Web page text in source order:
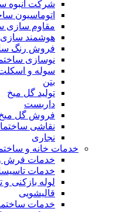
شرکت انبوه
اتوماسیون
مقاوم سازی
هوشمند
فروش رنگ
نوسازی
سوله و
بتن
تولید گل میخ
داربست
فروش گل
نقاشی
نجاری
خدمات خانه و
خدمات فرش
خدمات
لوله بازکنی و
قالیشویی
خدمات